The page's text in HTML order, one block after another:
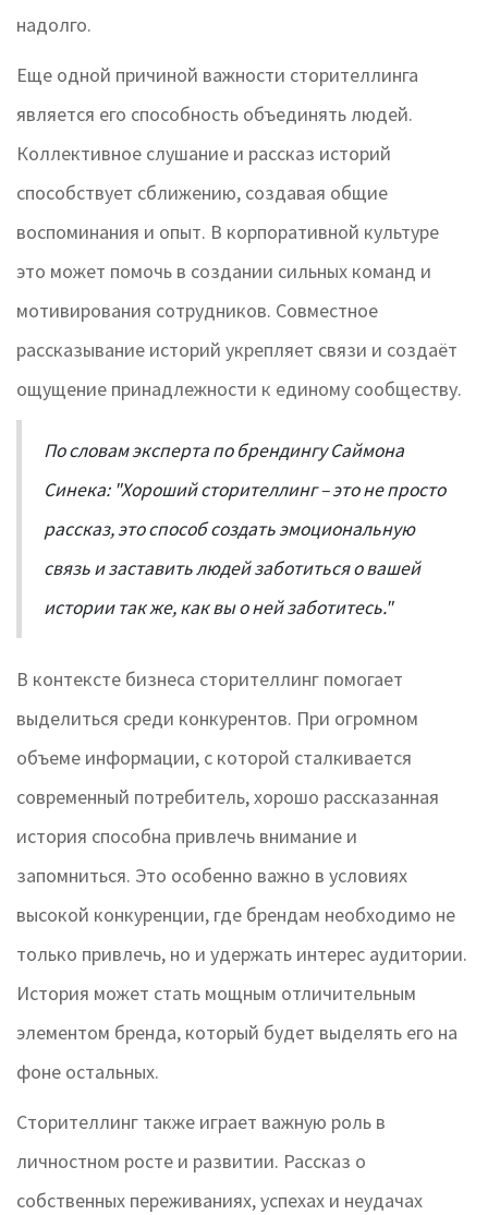
надолго.
Еще одной причиной важности сторителлинга
является его способность объединять людей.
Коллективное слушание и рассказ историй
способствует сближению, создавая общие
воспоминания и опыт. В корпоративной культуре
это может помочь в создании сильных команд и
мотивирования сотрудников. Совместное
рассказывание историй укрепляет связи и создаёт
ощущение принадлежности к единому сообществу.
По словам эксперта по брендингу Саймона
Синека: "Хороший сторителлинг – это не просто
рассказ, это способ создать эмоциональную
связь и заставить людей заботиться о вашей
истории так же, как вы о ней заботитесь."
В контексте бизнеса сторителлинг помогает
выделиться среди конкурентов. При огромном
объеме информации, с которой сталкивается
современный потребитель, хорошо рассказанная
история способна привлечь внимание и
запомниться. Это особенно важно в условиях
высокой конкуренции, где брендам необходимо не
только привлечь, но и удержать интерес аудитории.
История может стать мощным отличительным
элементом бренда, который будет выделять его на
фоне остальных.
Сторителлинг также играет важную роль в
личностном росте и развитии. Рассказ о
собственных переживаниях, успехах и неудачах